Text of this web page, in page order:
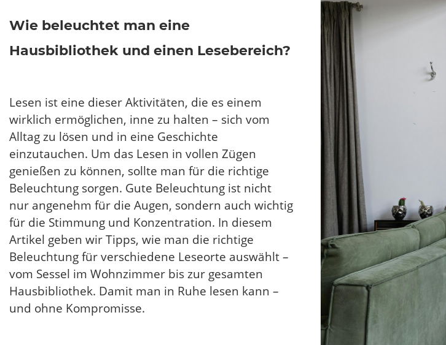
Wie beleuchtet man eine
Hausbibliothek und einen Lesebereich?
Lesen ist eine dieser Aktivitäten, die es einem
wirklich ermöglichen, inne zu halten – sich vom
Alltag zu lösen und in eine Geschichte
einzutauchen. Um das Lesen in vollen Zügen
genießen zu können, sollte man für die richtige
Beleuchtung sorgen. Gute Beleuchtung ist nicht
nur angenehm für die Augen, sondern auch wichtig
für die Stimmung und Konzentration. In diesem
Artikel geben wir Tipps, wie man die richtige
Beleuchtung für verschiedene Leseorte auswählt –
vom Sessel im Wohnzimmer bis zur gesamten
Hausbibliothek. Damit man in Ruhe lesen kann –
und ohne Kompromisse.